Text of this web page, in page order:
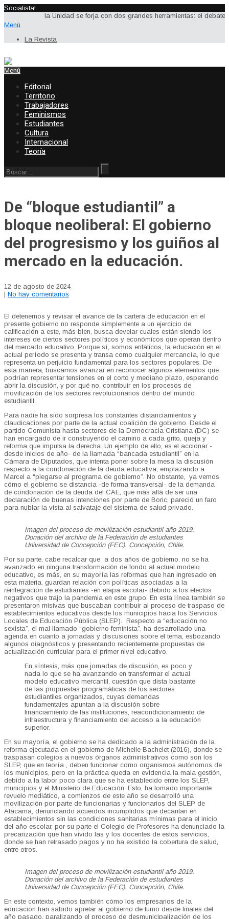
Socialista!
la Unidad se forja con dos grandes herramientas: el debate
Menú
La Revista
Menú
Editorial
Territorio
Trabajadores
Feminismos
Estudiantes
Cultura
Internacional
Teoría
De “bloque estudiantil” a
bloque neoliberal: El gobierno
del progresismo y los guiños al
mercado en la educación.
12 de agosto de 2024
| No hay comentarios
El detenernos y revisar el avance de la cartera de educación en el
presente gobierno no responde simplemente a un ejercicio de
calificación a este, más bien, busca develar cuales están siendo los
intereses de ciertos sectores políticos y económicos que operan dentro
del mercado educativo. Porque sí, somos enfáticos, la educación en el
actual período se presenta y transa como cualquier mercancía, lo que
representa un perjuicio fundamental para los sectores populares. De
esta manera, buscamos avanzar en reconocer algunos elementos que
podrían representar tensiones en el corto y mediano plazo, esperando
abrir la discusión, y por qué no, contribuir en los procesos de
movilización de los sectores revolucionarios dentro del mundo
estudiantil.
Para nadie ha sido sorpresa los constantes distanciamientos y
claudicaciones por parte de la actual coalición de gobierno. Desde el
partido Comunista hasta sectores de la Democracia Cristiana (DC) se
han encargado de ir construyendo el camino a cada grito, queja y
reforma que impulsa la derecha. Un ejemplo de ello, es el accionar -
desde inicios de año- de la llamada “bancada estudiantil” en la
Cámara de Diputados, que intenta poner sobre la mesa la discusión
respecto a la condonación de la deuda educativa, emplazando a
Marcel a “plegarse al programa de gobierno”. No obstante, ya vemos
cómo el gobierno se distancia -de forma transversal- de la demanda
de condonación de la deuda del CAE, que más allá de ser una
declaración de buenas intenciones por parte de Boric, pareció un faro
para nublar la vista al salvataje del sistema de salud privado.
Imagen del proceso de movilización estudiantil año 2019.
Donación del archivo de la Federación de estudiantes
Universidad de Concepción (FEC). Concepción, Chile.
Por su parte, cabe recalcar que a dos años de gobierno, no se ha
avanzado en ninguna transformación de fondo al actual modelo
educativo, es más, en su mayoría las reformas que han ingresado en
esta materia, guardan relación con políticas asociadas a la
reintegración de estudiantes -en etapa escolar- debido a los efectos
negativos que trajo la pandemia en este grupo. En esta línea también se
presentaron misivas que buscaban contribuir al proceso de traspaso de
establecimientos educativos desde los municipios hacia los Servicios
Locales de Educación Pública (SLEP). Respecto a “educación no
sexista”, el mal llamado “gobierno feminista”, ha desarrollado una
agenda en cuanto a jornadas y discusiones sobre el tema, esbozando
algunos diagnósticos y presentando recientemente propuestas de
actualización curricular para el primer nivel educativo.
En síntesis, más que jornadas de discusión, es poco y
nada lo que se ha avanzando en transformar el actual
modelo educativo mercantil, cuestión que dista bastante
de las propuestas programáticas de los sectores
estudiantiles organizados, cuyas demandas
fundamentales apuntan a la discusión sobre
financiamiento de las instituciones, reacondicionamiento de
infraestructura y financiamiento del acceso a la educación
superior.
En su mayoría, el gobierno se ha dedicado a la administración de la
reforma ejecutada en el gobierno de Michelle Bachelet (2016), donde se
traspasan colegios a nuevos órganos administrativos como son los
SLEP, que en teoría , deben funcionar como organismos autónomos de
los municipios, pero en la práctica queda en evidencia la mala gestión,
debido a la labor poco clara que se ha establecido entre los SLEP,
municipios y el Ministerio de Educación. Esto, ha tomado importante
revuelo mediático, a comienzos de este año se desarrolló una
movilización por parte de funcionarias y funcionarios del SLEP de
Atacama, denunciando acuerdos incumplidos que decantan en
establecimientos sin las condiciones sanitarias mínimas para el inicio
del año escolar, por su parte el Colegio de Profesores ha denunciado la
precarización que han vivido las y los docentes de estos servicios,
donde se han retrasado pagos y no ha existido la cobertura de salud,
entre otros.
Imagen del proceso de movilización estudiantil año 2019.
Donación del archivo de la Federación de estudiantes
Universidad de Concepción (FEC). Concepción, Chile.
En este contexto, vemos también cómo los empresarios de la
educación han sabido apretar al gobierno de turno desde finales del
año pasado, paralizando el proceso de desmunicipalización de los